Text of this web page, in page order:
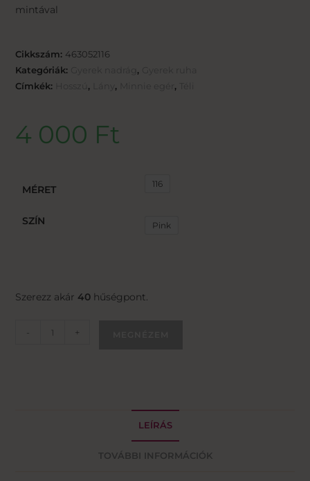
mintával
Cikkszám: 463052116
Kategóriák:
,
Címkék:
, , ,
4 000 Ft
MÉRET 116
SZÍN Pink
Szerezz akár 40 hűségpont.
- +
LEÍRÁS
TOVÁBBI INFORMÁCIÓK